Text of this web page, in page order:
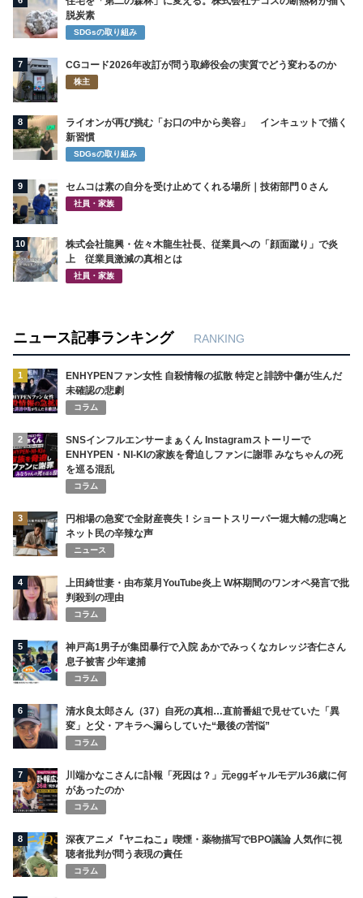
脱炭素
SDGsの取り組み
7 CGコード2026年改訂が問う取締役会の実質でどう変わるのか
株主
8
ライオンが再び挑む「お口の中から美容」 インキュットで描く
新習慣
SDGsの取り組み
9 セムコは素の自分を受け止めてくれる場所｜技術部門０さん
社員・家族
10
株式会社龍興・佐々木龍生社長、従業員への「顔面蹴り」で炎
上 従業員激減の真相とは
社員・家族
ニュース記事ランキング RANKING
1
ENHYPENファン女性 自殺情報の拡散 特定と誹謗中傷が生んだ
未確認の悲劇
コラム
2
SNSインフルエンサーまぁくん Instagramストーリーで
ENHYPEN・NI-KIの家族を脅迫しファンに謝罪 みなちゃんの死
を巡る混乱
コラム
3
円相場の急変で全財産喪失！ショートスリーパー堀大輔の悲鳴と
ネット民の辛辣な声
ニュース
4
上田綺世妻・由布菜月YouTube炎上 W杯期間のワンオペ発言で批
判殺到の理由
コラム
5
神戸高1男子が集団暴行で入院 あかでみっくなカレッジ杏仁さん
息子被害 少年逮捕
コラム
6
清水良太郎さん（37）自死の真相…直前番組で見せていた「異
変」と父・アキラへ漏らしていた“最後の苦悩”
コラム
7
川端かなこさんに訃報「死因は？」元eggギャルモデル36歳に何
があったのか
コラム
8
深夜アニメ『ヤニねこ』喫煙・薬物描写でBPO議論 人気作に視
聴者批判が問う表現の責任
コラム